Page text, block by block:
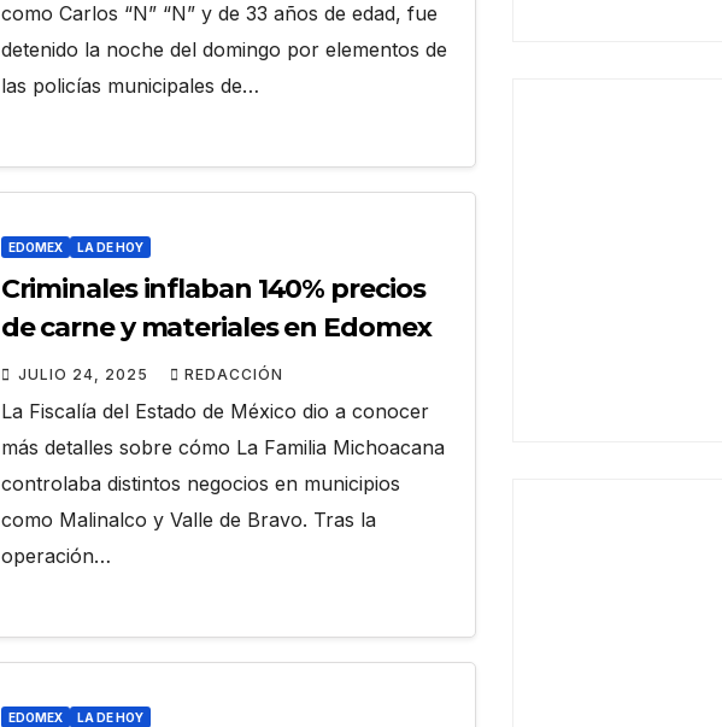
como Carlos “N” “N” y de 33 años de edad, fue
detenido la noche del domingo por elementos de
las policías municipales de…
EDOMEX LA DE HOY
Criminales inflaban 140% precios
de carne y materiales en Edomex
JULIO 24, 2025 REDACCIÓN
La Fiscalía del Estado de México dio a conocer
más detalles sobre cómo La Familia Michoacana
controlaba distintos negocios en municipios
como Malinalco y Valle de Bravo. Tras la
operación…
EDOMEX LA DE HOY